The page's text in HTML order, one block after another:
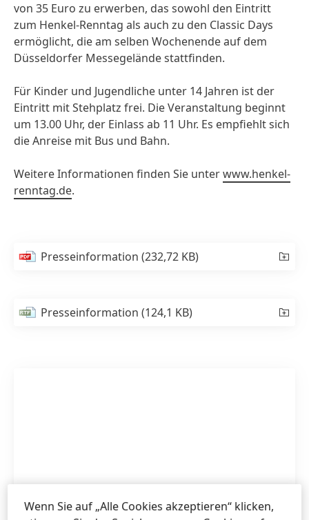
von 35 Euro zu erwerben, das sowohl den Eintritt
zum Henkel-Renntag als auch zu den Classic Days
ermöglicht, die am selben Wochenende auf dem
Düsseldorfer Messegelände stattfinden.
Für Kinder und Jugendliche unter 14 Jahren ist der
Eintritt mit Stehplatz frei. Die Veranstaltung beginnt
um 13.00 Uhr, der Einlass ab 11 Uhr. Es empfiehlt sich
die Anreise mit Bus und Bahn.
Weitere Informationen finden Sie unterwww.henkel-
renntag.de.
Presseinformation(232,72 KB)
Presseinformation(124,1 KB)
Wenn Sie auf „Alle Cookies akzeptieren“ klicken,